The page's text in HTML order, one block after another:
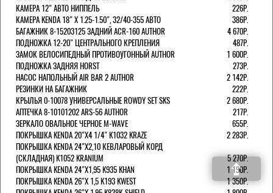
КАМЕРА 12" АВТО НИППЕЛЬ
226Р.
КАМЕРА KENDA 18" Х 1.25-1.50", 32/40-355 АВТО
386Р.
БАГАЖНИК 8-15203125 ЗАДНИЙ ACR-160 AUTHOR
4 670Р.
ПОДНОЖКА 12-20" ЦЕНТРАЛЬНОГО КРЕПЛЕНИЯ
487Р.
ЗАМОК ВЕЛОСИПЕДНЫЙ ПРОТИВОУГОННЫЙ AUTHOR
1 600Р.
ПОДНОЖКА ЗАДНЯЯ HORST
273Р.
НАСОС НАПОЛЬНЫЙ AIR BAR 2 AUTHOR
2 142Р.
РЕЗИНКИ НА БАГАЖНИК
222Р.
КРЫЛЬЯ 0-10078 УНИВЕРСАЛЬНЫЕ ROWDY SET SKS
2 680Р.
АПТЕЧКА 8-10101202 ARS-56 AUTHOR
217Р.
ЗЕРКАЛО ОВАЛЬНОЕ ЧЕРНОЕ M-WAVE
655Р.
ПОКРЫШКА KENDA 20"Х4 1/4" K1032 KRAZE
2 283Р.
ПОКРЫШКА KENDA 24"Х2,10 КЕВЛАРОВЫЙ КОРД
(СКЛАДНАЯ) K1052 KRANIUM
5 270Р.
ПОКРЫШКА KENDA 24"Х1,95 K935 KHAN
1 190Р.
ПОКРЫШКА KENDA 26"Х 1,5 K193 KWEST
1 350Р.